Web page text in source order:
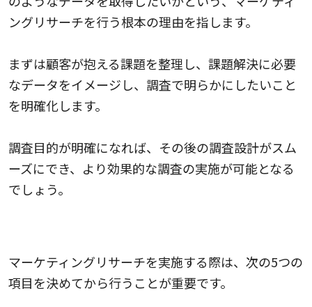
ングリサーチを行う根本の理由を指します。
まずは顧客が抱える課題を整理し、課題解決に必要
なデータをイメージし、調査で明らかにしたいこと
を明確化します。
調査目的が明確になれば、その後の調査設計がスム
ーズにでき、より効果的な調査の実施が可能となる
でしょう。
マーケティングリサーチを実施する際は、次の5つの
項目を決めてから行うことが重要です。